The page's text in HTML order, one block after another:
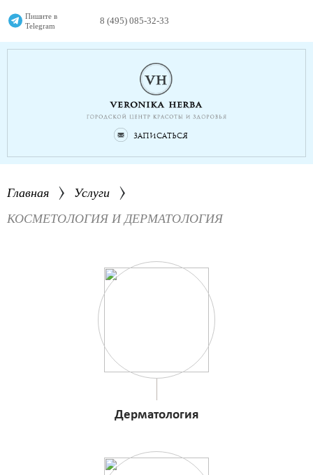
Пишите в
Telegram
8 (495) 085-32-33
Записаться
Главная
Услуги
КОСМЕТОЛОГИЯ И ДЕРМАТОЛОГИЯ
Дерматология